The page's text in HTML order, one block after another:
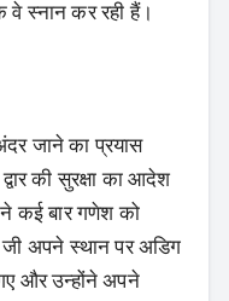
स्नान कर रही हैं।
जाने का प्रयास
की सुरक्षा का आदेश
ने कई बार गणेश को
अपने स्थान पर अडिग
और उन्होंने अपने